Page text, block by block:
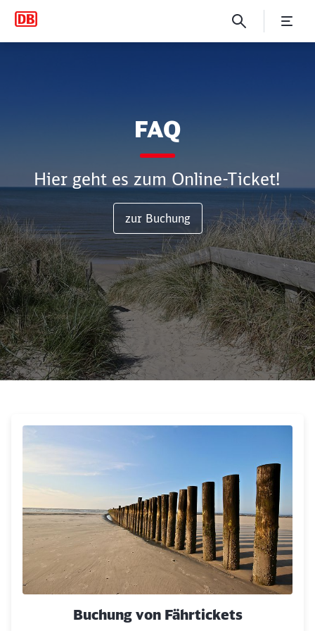
FAQ
Hier geht es zum Online-Ticket!
zur Buchung
Klicken, um den folgenden Slider zu überspringen
Buchung von Fährtickets